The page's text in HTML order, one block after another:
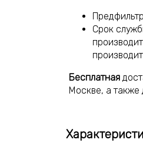
Срок
Бесплатная
Москве, а